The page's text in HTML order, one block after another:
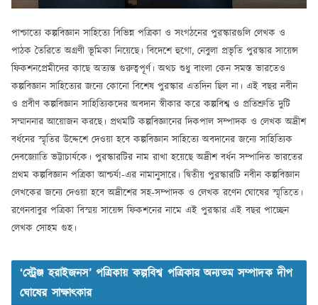
পাশ্চাত্যে কল্পবিজ্ঞান সাহিত্যে বিভিন্ন পত্রিকা ও সংগঠনের পুরস্কারগুলি লেখক ও
পাঠক তৈরিতে অগ্রণী ভূমিকা নিয়েছে। বিদেশে হুগো, নেবুলা প্রভৃতি পুরস্কার সায়েন্স
ফিকশনপ্রেমীদের কাছে অত্যন্ত গুরুত্বপূর্ণ। অথচ শুধু বাংলা কেন সমস্ত ভারতেও
কল্পবিজ্ঞান সাহিত্যের জন্যে কোনো বিশেষ পুরস্কার এতদিন ছিল না। এই বছর নবীন
ও প্রবীণ কল্পবিজ্ঞান সাহিত্যিকদের অবদান স্বীকার করে কল্পবিশ্ব ও প্রতিশ্রুতি দুটি
সম্মাননার আয়োজন করছে। প্রথমটি কল্পবিজ্ঞানের দিকপাল সম্পাদক ও লেখক অদ্রীশ
বর্ধনের স্মৃতির উদ্দেশে দেওয়া হবে কল্পবিজ্ঞান সাহিত্যে অবদানের জন্যে সাহিত্যিক
দেবজ্যোতি ভট্টাচার্যকে। পুরস্কারটির নাম রাখা হয়েছে অদ্রীশ বর্ধন সম্পাদিত ভারতের
প্রথম কল্পবিজ্ঞান পত্রিকা আশ্চর্য!-এর নামানুসারে। দ্বিতীয় পুরস্কারটি নবীন কল্পবিজ্ঞান
লেখকের জন্যে দেওয়া হবে অদ্রীশের সহ-সম্পাদক ও লেখক রণেন ঘোষের স্মৃতিতে।
রণেনবাবুর পত্রিকা বিস্ময় সায়েন্স ফিকশনের নামে এই পুরস্কার এই বছর পাচ্ছেন
লেখক সোহম গুহ।
‘স্ট্রেঞ্জ হরাইজনস’ পত্রিকায় কল্পবিশ্ব পত্রিকার অন্যতম সম্পাদক দীপ
ঘোষের সাক্ষাৎকার